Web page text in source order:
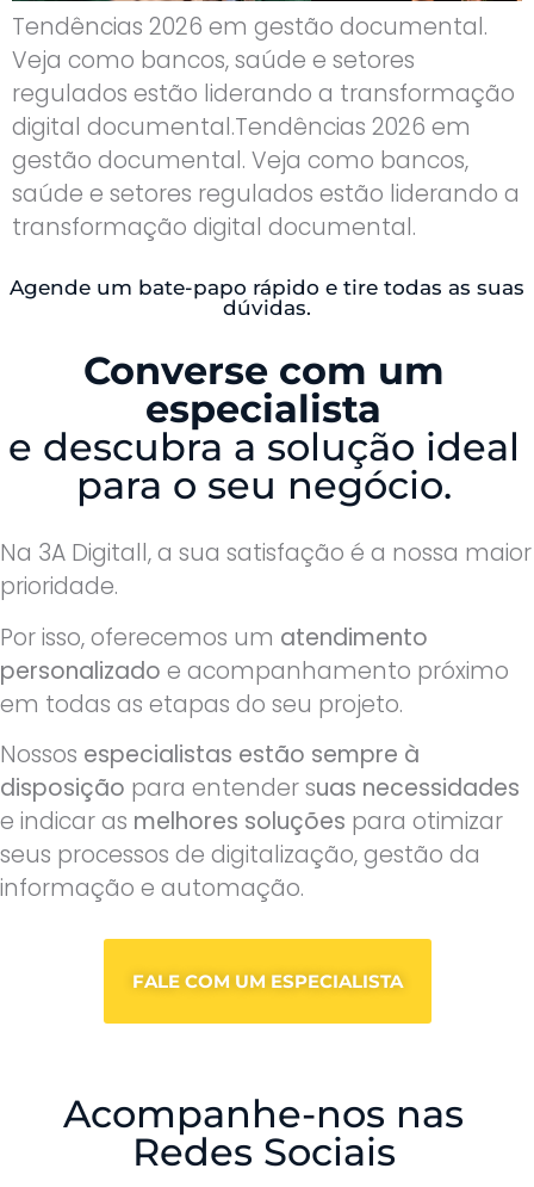
Tendências 2026 em gestão documental.
Veja como bancos, saúde e setores
regulados estão liderando a transformação
digital documental.Tendências 2026 em
gestão documental. Veja como bancos,
saúde e setores regulados estão liderando a
transformação digital documental.
Agende um bate-papo rápido e tire todas as suas
dúvidas.
Converse com um
especialista
e descubra a solução ideal
para o seu negócio.
Na 3A Digitall, a sua satisfação é a nossa maior
prioridade.
Por isso, oferecemos um atendimento
personalizado e acompanhamento próximo
em todas as etapas do seu projeto.
Nossos especialistas estão sempre à
disposição para entender suas necessidades
e indicar as melhores soluções para otimizar
seus processos de digitalização, gestão da
informação e automação.
FALE COM UM ESPECIALISTA
Acompanhe-nos nas
Redes Sociais